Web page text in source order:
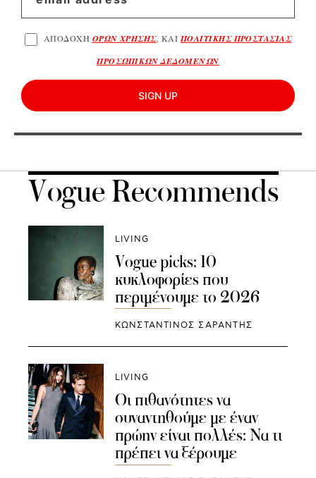
ΑΠΟΔΟΧΗ ΟΡΩΝ ΧΡΗΣΗΣ, ΚΑΙ ΠΟΛΙΤΙΚΗΣ ΠΡΟΣΤΑΣΙΑΣ
ΠΡΟΣΩΠΙΚΩΝ ΔΕΔΟΜΕΝΩΝ
SIGN UP
Vogue Recommends
LIVING
Vogue picks: 10
κυκλοφορίες που
περιμένουμε το 2026
ΚΩΝΣΤΑΝΤΙΝΟΣ ΣΑΡΑΝΤΗΣ
LIVING
Οι πιθανότητες να
συναντηθούμε με έναν
πρώην είναι πολλές: Να τι
πρέπει να ξέρουμε